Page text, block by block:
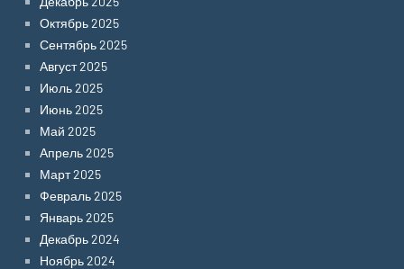
Октябрь 2025
Сентябрь 2025
Август 2025
Июль 2025
Июнь 2025
Май 2025
Апрель 2025
Март 2025
Февраль 2025
Январь 2025
Декабрь 2024
Ноябрь 2024